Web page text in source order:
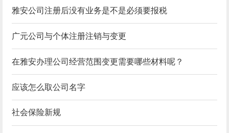
雅安公司注册后没有业务是不是必须要报税
广元公司与个体注册注销与变更
在雅安办理公司经营范围变更需要哪些材料呢？
应该怎么取公司名字
社会保险新规